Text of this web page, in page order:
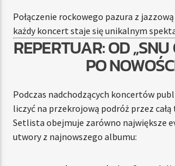
Połączenie rockowego pazura z
każdy koncert staje się unikalnym
REPERTUAR: OD „SNU
PO
Podczas nadchodzących koncertów
liczyć na przekrojową podróż przez
Setlista obejmuje zarówno największe
utwory z najnowszego albumu: